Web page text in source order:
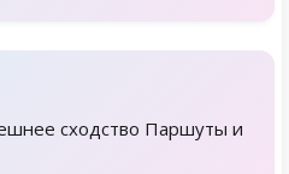
сходство Паршуты и